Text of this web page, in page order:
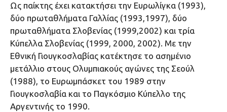
Ως παίκτης έχει κατακτήσει την Ευρωλίγκα (1993),
δύο πρωταθλήματα Γαλλίας (1993,1997), δύο
πρωταθλήματα Σλοβενίας (1999,2002) και τρία
Κύπελλα Σλοβενίας (1999, 2000, 2002). Με την
Εθνική Γιουγκοσλαβίας κατέκτησε το ασημένιο
μετάλλιο στους Ολυμπιακούς αγώνες της Σεούλ
(1988), το Ευρωμπάσκετ του 1989 στην
Γιουγκοσλαβία και το Παγκόσμιο Κύπελλο της
Αργεντινής το 1990.